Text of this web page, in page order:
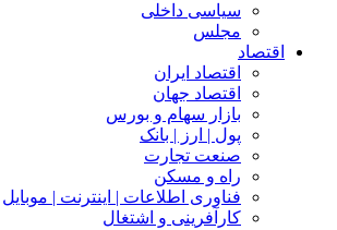
سیاسی داخلی
مجلس
اقتصاد
اقتصاد ایران
اقتصاد جهان
بازار سهام و بورس
پول | ارز | بانک
صنعت تجارت
راه و مسکن
فناوری اطلاعات | اینترنت | موبایل
کارآفرینی و اشتغال